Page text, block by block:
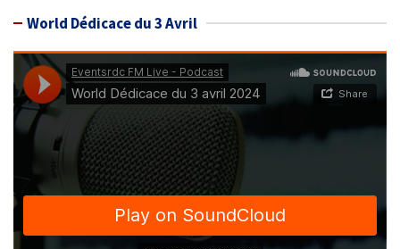
World Dédicace du 3 Avril